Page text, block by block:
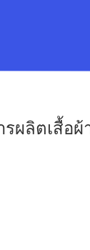
ลิตเสื้อผ้